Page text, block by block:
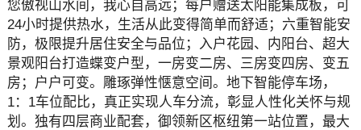
您傲视山水间，我心自高远；每户赠送太阳能集成板，可
24小时提供热水，生活从此变得简单而舒适；六重智能安
防，极限提升居住安全与品位；入户花园、内阳台、超大
景观阳台打造蝶变户型，一房变二房、三房变四房、变五
房；户户可变。雕琢弹性惬意空间。地下智能停车场，
1：1车位配比，真正实现人车分流，彰显人性化关怀与规
划。独有四层商业配套，御领新区枢纽第一站位置，最大